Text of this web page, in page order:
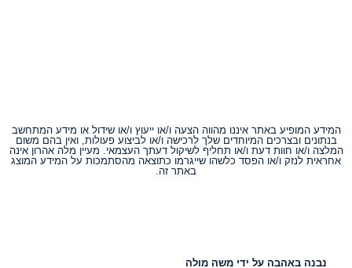
המידע המופיע באתר איננו מהווה הצעה ו/או ייעוץ ו/או שידול או מידע המתחשב
בנתונים ובצרכים המיוחדים שלך לרכישה ו/או לביצוע פעולות, ואין בהם משום
המלצה ו/או חוות דעת ו/או תחליף לשיקול דעתך העצמאי. מעיין מלה אהרון אינה
אחראית לנזק ו/או הפסד כלשהו שייגרמו כתוצאה מהסתמכות על המידע המוצג
באתר זה.
נבנה באהבה על ידי משה מולה